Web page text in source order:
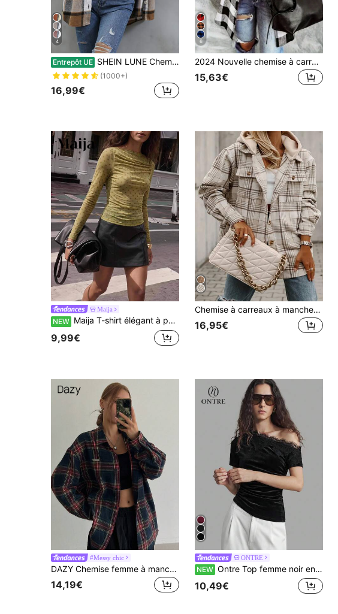
4
Entrepôt UE SHEIN LUNE Chemisier à boutons à motif écossais pour femmes, hauts à manches longues
(1000+)
16,99€
6
2024 Nouvelle chemise à carreaux à manches longues en flanelle pour femmes avec poches, peut être portée comme un chemisier décontracté
15,63€
Maija
NEW Maija T-shirt élégant à pois coupe slim pour femme, style citadin
9,99€
Chemise à carreaux à manches longues, style casual pour femmes, printemps automne
16,95€
#Messy chic
DAZY Chemise femme à manches longues ample à carreaux de Noël, col châle, logo métallique, hauts d'automne
14,19€
ONTRE
NEW Ontre Top femme noir en velours confortable, coupe slim, design asymétrique aux épaules, bordure en dentelle, manches courtes, mode urbaine moderne, tenue de bureau business décontracté, style élégant discret old money, top polyvalent essentiel pour l'automne, idéal pour les trajets et l'aéroport
10,49€